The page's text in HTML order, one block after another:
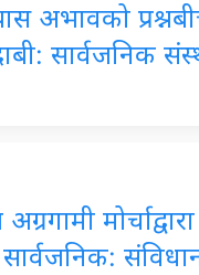
अभावको
सार्वजनिक